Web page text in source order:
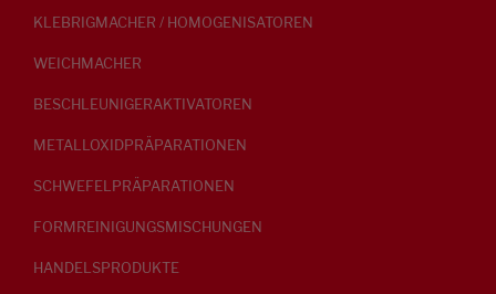
KLEBRIGMACHER / HOMOGENISATOREN
WEICHMACHER
BESCHLEUNIGERAKTIVATOREN
METALLOXIDPRÄPARATIONEN
SCHWEFELPRÄPARATIONEN
FORMREINIGUNGSMISCHUNGEN
HANDELSPRODUKTE